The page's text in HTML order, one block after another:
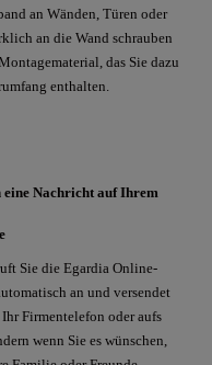
an Wänden, Türen oder
an die Wand schrauben
das Sie dazu
enthalten.
Nachricht auf Ihrem
Sie die Egardia Online-
an und versendet
Firmentelefon oder aufs
wenn Sie es wünschen,